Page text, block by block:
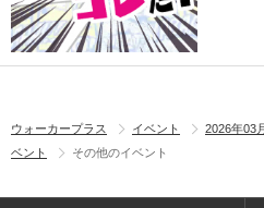
ウォーカープラス イベント 2026年03月
ベント
その他のイベント